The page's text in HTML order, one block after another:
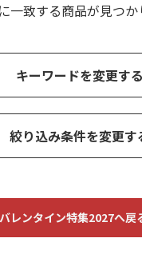
一致する商品が見つか
キーワードを変更する
絞り込み条件を変更す
バレンタイン特集2027へ